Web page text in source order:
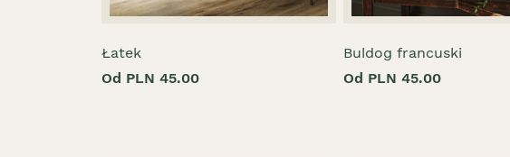
Łatek
Od PLN 45.00
Buldog francuski
Od PLN 45.00